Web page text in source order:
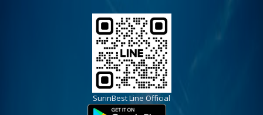
SurinBest Line Official